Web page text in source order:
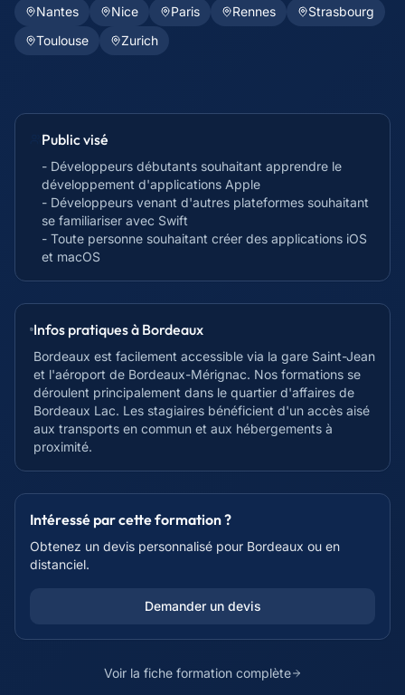
Nantes
Nice Paris Rennes
Strasbourg
Toulouse
Zurich
Public visé
- Développeurs débutants souhaitant apprendre le
développement d'applications Apple
- Développeurs venant d'autres plateformes souhaitant
se familiariser avec Swift
- Toute personne souhaitant créer des applications iOS
et macOS
Infos pratiques à Bordeaux
Bordeaux est facilement accessible via la gare Saint-Jean
et l'aéroport de Bordeaux-Mérignac. Nos formations se
déroulent principalement dans le quartier d'affaires de
Bordeaux Lac. Les stagiaires bénéficient d'un accès aisé
aux transports en commun et aux hébergements à
proximité.
Intéressé par cette formation ?
Obtenez un devis personnalisé pour Bordeaux ou en
distanciel.
Demander un devis
Voir la fiche formation complète